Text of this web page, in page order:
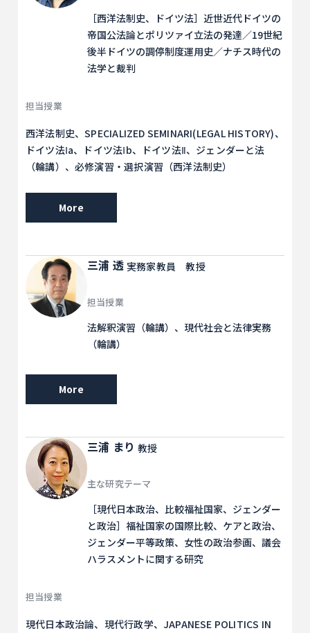
［西洋法制史、ドイツ法］近世近代ドイツの
帝国公法論とポリツァイ立法の発達／19世紀
後半ドイツの調停制度運用史／ナチス時代の
法学と裁判
担当授業
西洋法制史、SPECIALIZED SEMINARI(LEGAL HISTORY)、
ドイツ法Ⅰa、ドイツ法Ⅰb、ドイツ法Ⅱ、ジェンダーと法
（輪講）、必修演習・選択演習（西洋法制史）
More
三浦 透実務家教員 教授
担当授業
法解釈演習（輪講）、現代社会と法律実務
（輪講）
More
三浦 まり教授
主な研究テーマ
［現代日本政治、比較福祉国家、ジェンダー
と政治］福祉国家の国際比較、ケアと政治、
ジェンダー平等政策、女性の政治参画、議会
ハラスメントに関する研究
担当授業
現代日本政治論、現代行政学、JAPANESE POLITICS IN